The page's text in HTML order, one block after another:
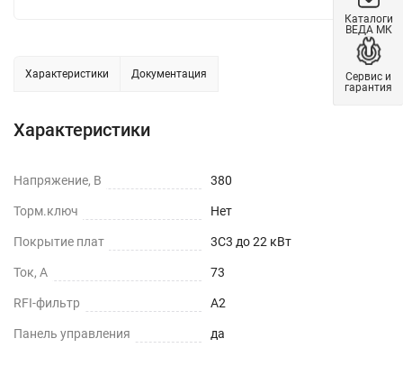
Характеристики Документация
Характеристики
Напряжение, В 380
Торм.ключ Нет
Покрытие плат 3C3 до 22 кВт
Ток, А 73
RFI-фильтр A2
Панель управления да
Каталоги
ВЕДА МК
Сервис и
гарантия